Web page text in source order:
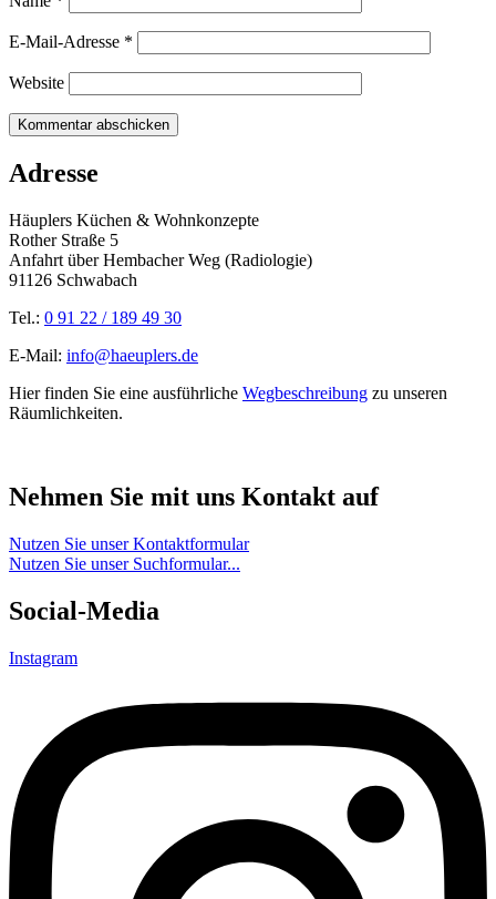
E-Mail-Adresse *
Website
Adresse
Häuplers Küchen & Wohnkonzepte
Rother Straße 5
Anfahrt über Hembacher Weg (Radiologie)
91126 Schwabach
Tel.: 0 91 22 / 189 49 30
E-Mail: info@haeuplers.de
Hier finden Sie eine ausführliche Wegbeschreibung zu unseren
Räumlichkeiten.
Nehmen Sie mit uns Kontakt auf
Nutzen Sie unser Kontaktformular
Nutzen Sie unser Suchformular...
Social-Media
Instagram